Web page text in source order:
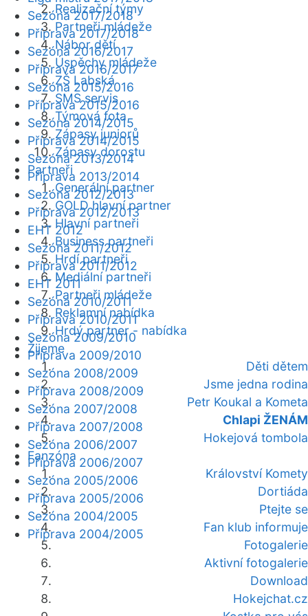
Realizační týmy
Partneři mládeže
Nábor dětí
Úspěchy mládeže
ZŠ Labská
SMS servis
Týmová fota
Zápasy juniorů
Zápasy dorostu
Partneři
Generální partner
GOLD hlavní partner
Hlavní partneři
Business partneři
Hrdí partneři
Mediální partneři
Partneři mládeže
Reklamní nabídka
Hrdý partner - nabídka
Žijeme
Děti dětem
Jsme jedna rodina
Petr Koukal a Kometa
Chlapi ŽENÁM
Hokejová tombola
Fanzóna
Království Komety
Dortiáda
Ptejte se
Fan klub informuje
Fotogalerie
Aktivní fotogalerie
Download
Hokejchat.cz
Sezóna 2017/2018
Příprava 2017/2018
Sezóna 2016/2017
Příprava 2016/2017
Sezóna 2015/2016
Příprava 2015/2016
Sezóna 2014/2015
Příprava 2014/2015
Sezóna 2013/2014
Příprava 2013/2014
Sezóna 2012/2013
Příprava 2012/2013
EHT 2012
Sezóna 2011/2012
Příprava 2011/2012
EHT 2011
Sezóna 2010/2011
Příprava 2010/2011
Sezóna 2009/2010
Příprava 2009/2010
Sezóna 2008/2009
Příprava 2008/2009
Sezóna 2007/2008
Příprava 2007/2008
Sezóna 2006/2007
Příprava 2006/2007
Sezóna 2005/2006
Příprava 2005/2006
Sezóna 2004/2005
Příprava 2004/2005